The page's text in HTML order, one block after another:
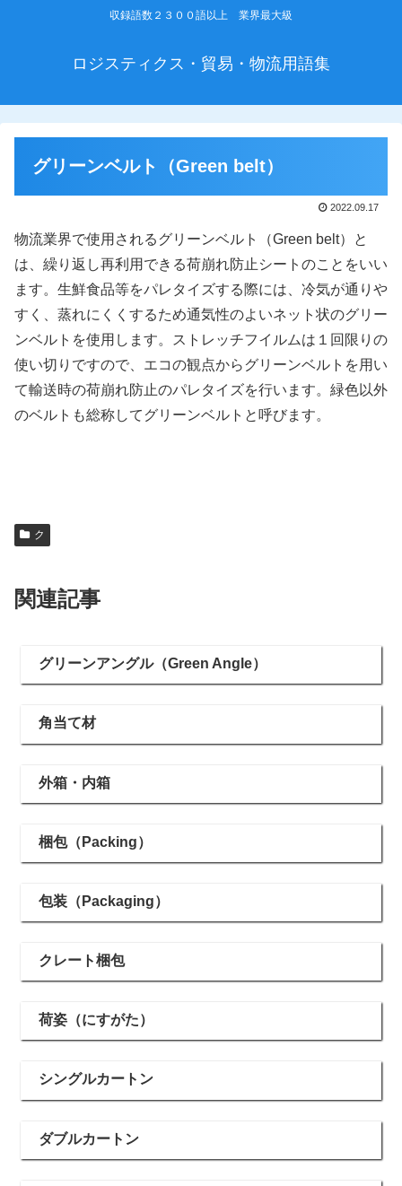
収録語数２３００語以上 業界最大級
ロジスティクス・貿易・物流用語集
グリーンベルト（Green belt）
2022.09.17
物流業界で使用されるグリーンベルト（Green belt）と
は、繰り返し再利用できる荷崩れ防止シートのことをいい
ます。生鮮食品等をパレタイズする際には、冷気が通りや
すく、蒸れにくくするため通気性のよいネット状のグリー
ンベルトを使用します。ストレッチフイルムは１回限りの
使い切りですので、エコの観点からグリーンベルトを用い
て輸送時の荷崩れ防止のパレタイズを行います。緑色以外
のベルトも総称してグリーンベルトと呼びます。
ク
関連記事
グリーンアングル（Green Angle）
角当て材
外箱・内箱
梱包（Packing）
包装（Packaging）
クレート梱包
荷姿（にすがた）
シングルカートン
ダブルカートン